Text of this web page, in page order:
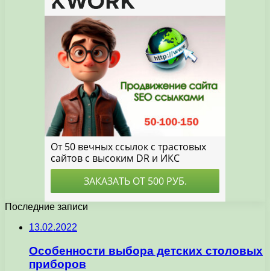
Последние записи
13.02.2022
Особенности выбора детских столовых
приборов